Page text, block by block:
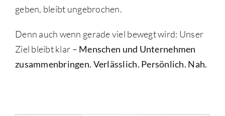
geben, bleibt ungebrochen.
Denn auch wenn gerade viel bewegt wird: Unser
Ziel bleibt klar – Menschen und Unternehmen
zusammenbringen. Verlässlich. Persönlich. Nah.